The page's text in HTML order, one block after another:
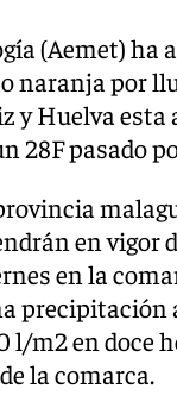
(Aemet) ha
naranja por
y Huelva
28F pasado
provincia
en vigor
en la
l/m2 en doce
la comarca.